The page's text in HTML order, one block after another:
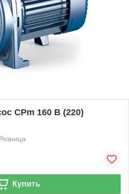
CPm 160 B (220)
Розница
Купить